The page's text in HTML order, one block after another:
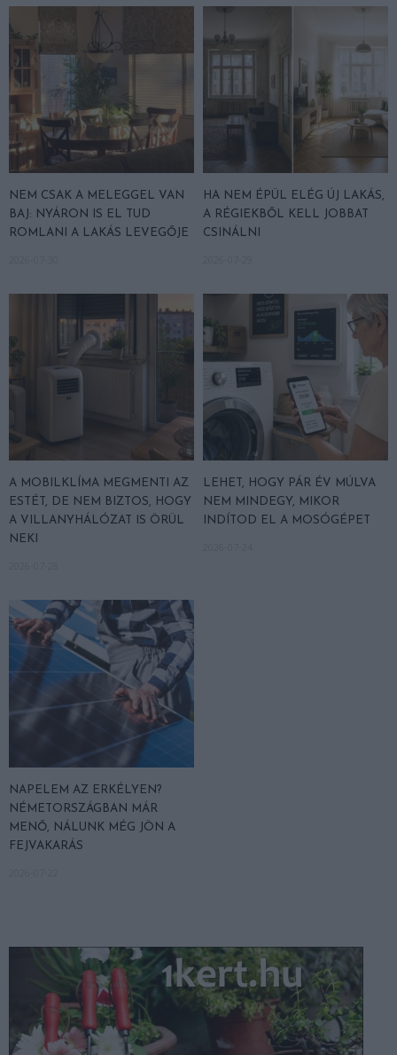
NEM CSAK A MELEGGEL VAN
BAJ: NYÁRON IS EL TUD
ROMLANI A LAKÁS LEVEGŐJE
HA NEM ÉPÜL ELÉG ÚJ LAKÁS,
A RÉGIEKBŐL KELL JOBBAT
CSINÁLNI
A MOBILKLÍMA MEGMENTI AZ
ESTÉT, DE NEM BIZTOS, HOGY
A VILLANYHÁLÓZAT IS ÖRÜL
NEKI
LEHET, HOGY PÁR ÉV MÚLVA
NEM MINDEGY, MIKOR
INDÍTOD EL A MOSÓGÉPET
NAPELEM AZ ERKÉLYEN?
NÉMETORSZÁGBAN MÁR
MENŐ, NÁLUNK MÉG JÖN A
FEJVAKARÁS